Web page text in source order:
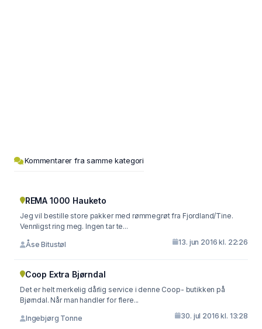
Kommentarer fra samme kategori
REMA 1000 Hauketo
Jeg vil bestille store pakker med rømmegrøt fra Fjordland/Tine.
Vennligst ring meg. Ingen tar te...
Åse Bitustøl 13. jun 2016 kl. 22:26
Coop Extra Bjørndal
Det er helt merkelig dårlig service i denne Coop- butikken på
Bjørndal. Når man handler for flere...
Ingebjørg Tonne 30. jul 2016 kl. 13:28